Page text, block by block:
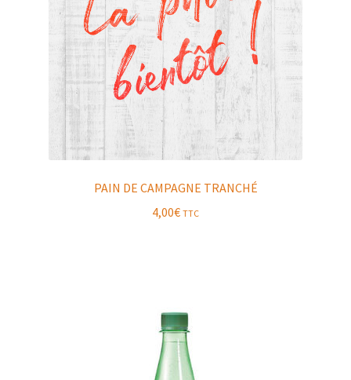
PAIN DE CAMPAGNE TRANCHÉ
4,00€ TTC